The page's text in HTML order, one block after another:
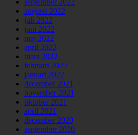
september 2022
augusti 2022
juli 2022
juni 2022
maj 2022
april 2022
mars 2022
februari 2022
januari 2022
december 2021
november 2021
oktober 2021
april 2021
december 2020
september 2020